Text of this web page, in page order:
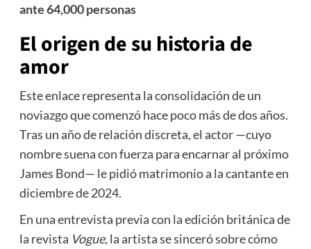
ante 64,000 personas
El origen de su historia de
amor
Este enlace representa la consolidación de un
noviazgo que comenzó hace poco más de dos años.
Tras un año de relación discreta, el actor —cuyo
nombre suena con fuerza para encarnar al próximo
James Bond— le pidió matrimonio a la cantante en
diciembre de 2024.
En una entrevista previa con la edición británica de
la revista Vogue, la artista se sinceró sobre cómo